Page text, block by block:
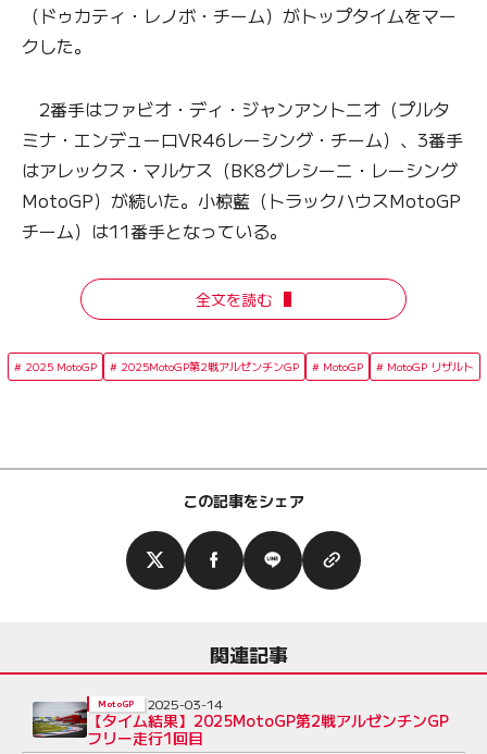
（ドゥカティ・レノボ・チーム）がトップタイムをマー
クした。
2番手はファビオ・ディ・ジャンアントニオ（プルタ
ミナ・エンデューロVR46レーシング・チーム）、3番手
はアレックス・マルケス（BK8グレシーニ・レーシング
MotoGP）が続いた。小椋藍（トラックハウスMotoGP
チーム）は11番手となっている。
全文を読む
2025 MotoGP 2025MotoGP第2戦アルゼンチンGP MotoGP MotoGP リザルト
この記事をシェア
関連記事
【タイム結果】2025MotoGP第2戦アルゼンチンGP
フリー走行1回目
MotoGP 2025-03-14